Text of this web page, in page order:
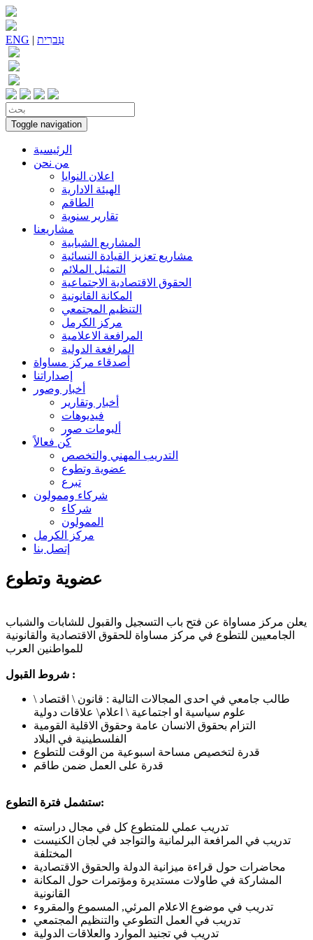
ENG | עִברִית
Toggle navigation
الرئيسية
من نحن
اعلان النوايا
الهيئة الادارية
الطاقم
تقارير سنوية
مشاريعنا
المشاريع الشبابية
مشاريع تعزيز القيادة النسائية
التمثيل الملائم
الحقوق الاقتصادية الاجتماعية
المكانة القانونية
التنظيم المجتمعي
مركز الكرمل
المرافعة الاعلامية
المرافعة الدولية
أصدقاء مركز مساواة
إصداراتنا
أخبار وصور
أخبار وتقارير
فيديوهات
ألبومات صور
كُن فعالاً
التدريب المهني والتخصص
عضوية وتطوع
تبرع
شركاء وممولون
شركاء
الممولون
مركز الكرمل
إتصل بنا
عضوية وتطوع
يعلن مركز مساواة عن فتح باب التسجيل والقبول للشابات والشباب
الجامعيين للتطوع في مركز مساواة للحقوق الاقتصادية والقانونية
شروط القبول :
طالب جامعي في احدى المجالات التالية : قانون \ اقتصاد \
علوم سياسية او اجتماعية \ اعلام\ علاقات دولية
التزام بحقوق الانسان عامة وحقوق الاقلية القومية
الفلسطينية في البلاد
قدرة لتخصيص مساحة اسبوعية من الوقت للتطوع
قدرة على العمل ضمن طاقم
ستشمل فترة التطوع:
تدريب عملي للمتطوع كل في مجال دراسته
تدريب في المرافعة البرلمانية والتواجد في لجان الكنيست
المختلفة
محاضرات حول قراءة ميزانية الدولة والحقوق الاقتصادية
المشاركة في طاولات مستديرة ومؤتمرات حول المكانة
القانونية
تدريب في موضوع الاعلام المرئي, المسموع والمقروء
تدريب في العمل التطوعي والتنظيم المجتمعي
تدريب في تجنيد الموارد والعلاقات الدولية